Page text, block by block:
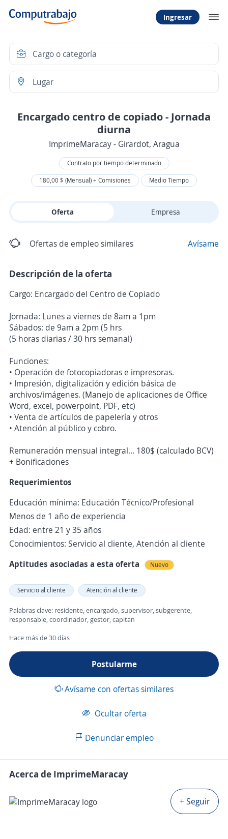
Ingresar
Encargado centro de copiado - Jornada
diurna
ImprimeMaracay - Girardot, Aragua
Contrato por tiempo determinado
180,00 $ (Mensual) + Comisiones
Medio Tiempo
Oferta Empresa
Ofertas de empleo similares Avísame
Descripción de la oferta
Cargo: Encargado del Centro de Copiado
Jornada: Lunes a viernes de 8am a 1pm
Sábados: de 9am a 2pm (5 hrs
(5 horas diarias / 30 hrs semanal)
Funciones:
• Operación de fotocopiadoras e impresoras.
• Impresión, digitalización y edición básica de
archivos/imágenes. (Manejo de aplicaciones de Office
Word, excel, powerpoint, PDF, etc)
• Venta de artículos de papelería y otros
• Atención al público y cobro.
Remuneración mensual integral... 180$ (calculado BCV)
+ Bonificaciones
Requerimientos
Educación mínima: Educación Técnico/Profesional
Menos de 1 año de experiencia
Edad: entre 21 y 35 años
Conocimientos: Servicio al cliente, Atención al cliente
Aptitudes asociadas a esta oferta
Nuevo
Servicio al cliente Atención al cliente
Palabras clave: residente, encargado, supervisor, subgerente,
responsable, coordinador, gestor, capitan
Hace más de 30 días
Postularme
Avísame con ofertas similares
Ocultar oferta
Denunciar empleo
Acerca de ImprimeMaracay
+ Seguir